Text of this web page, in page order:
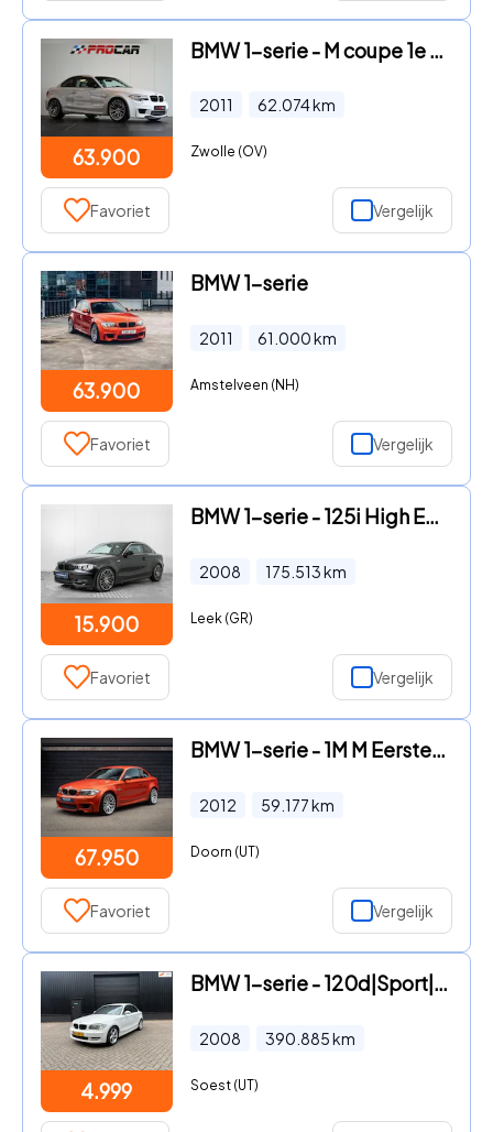
63.900
BMW 1-serie - M coupe 1e eigenaar
2011 62.074km
Zwolle (OV)
Favoriet Vergelijk
63.900
BMW 1-serie
2011 61.000km
Amstelveen (NH)
Favoriet Vergelijk
15.900
BMW 1-serie - 125i High Executive Automaat
2008 175.513km
Leek (GR)
Favoriet Vergelijk
67.950
BMW 1-serie - 1M M Eerste lak - Volledig dealer onderhouden
2012 59.177km
Doorn (UT)
Favoriet Vergelijk
4.999
BMW 1-serie - 120d|Sport|Automaat|
2008 390.885km
Soest (UT)